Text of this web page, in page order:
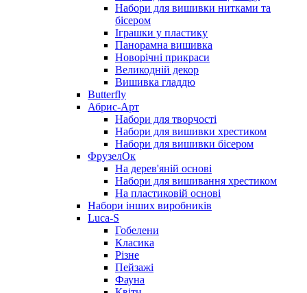
Набори для вишивки нитками та
бісером
Іграшки у пластику
Панорамна вишивка
Новорічні прикраси
Великодній декор
Вишивка гладдю
Butterfly
Абрис-Арт
Набори для творчості
Набори для вишивки хрестиком
Набори для вишивки бісером
ФрузелОк
На дерев'яній основі
Набори для вишивання хрестиком
На пластиковій основі
Набори інших виробників
Luca-S
Гобелени
Класика
Різне
Пейзажі
Фауна